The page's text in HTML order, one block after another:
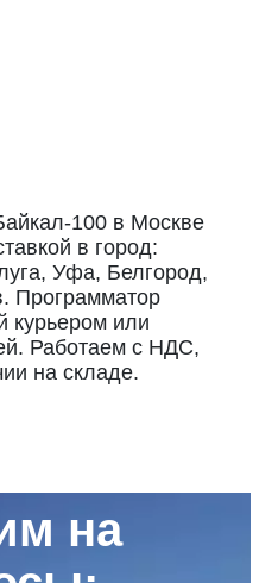
100 в Москве
в город:
Уфа, Белгород,
Программатор
курьером или
Работаем с НДС,
на складе.
на